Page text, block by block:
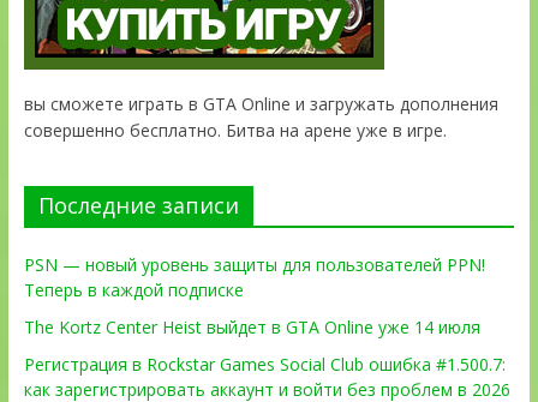
вы сможете играть в GTA Online и загружать дополнения
совершенно бесплатно. Битва на арене уже в игре.
Последние записи
PSN — новый уровень защиты для пользователей PPN!
Теперь в каждой подписке
The Kortz Center Heist выйдет в GTA Online уже 14 июля
Регистрация в Rockstar Games Social Club ошибка #1.500.7:
как зарегистрировать аккаунт и войти без проблем в 2026